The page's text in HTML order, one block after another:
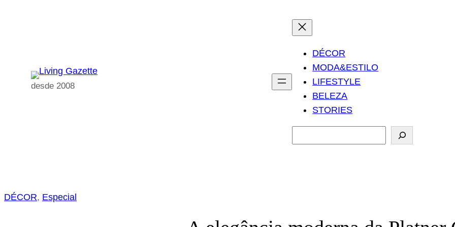
desde 2008
DÉCOR
MODA&ESTILO
LIFESTYLE
BELEZA
STORIES
e
DÉCOR, Especial